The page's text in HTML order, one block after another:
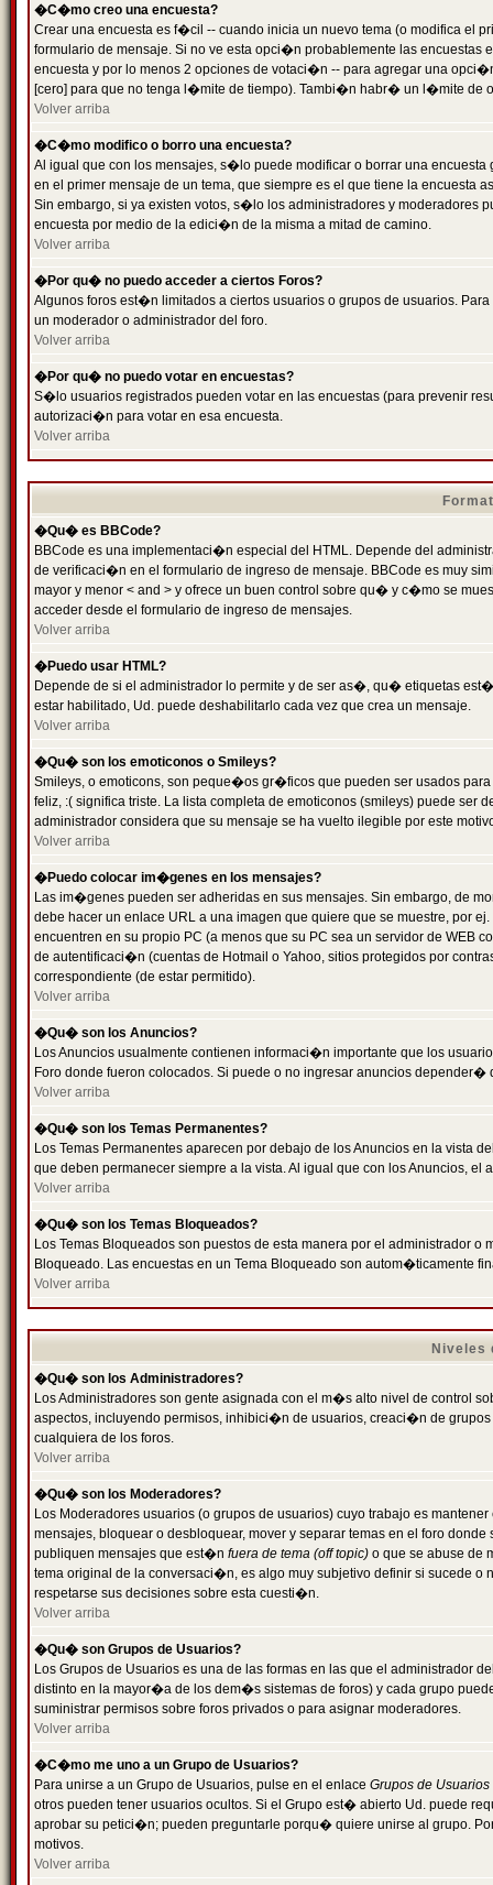
�C�mo creo una encuesta?
Crear una encuesta es f�cil -- cuando inicia un nuevo tema (o modifica el
formulario de mensaje. Si no ve esta opci�n probablemente las
encuesta y por lo menos 2 opciones de votaci�n -- para agregar una
[cero] para que no tenga l�mite de tiempo). Tambi�n habr� un l�mite de
Volver arriba
�C�mo modifico o borro una encuesta?
Al igual que con los mensajes, s�lo puede modificar o borrar una
en el primer mensaje de un tema, que siempre es el que tiene la encuesta
Sin embargo, si ya existen votos, s�lo los administradores y moderadores
encuesta por medio de la edici�n de la misma a mitad de camino.
Volver arriba
�Por qu� no puedo acceder a ciertos Foros?
Algunos foros est�n limitados a ciertos usuarios o grupos de usuarios.
un moderador o administrador del foro.
Volver arriba
�Por qu� no puedo votar en encuestas?
S�lo usuarios registrados pueden votar en las encuestas (para prevenir
autorizaci�n para votar en esa encuesta.
Volver arriba
�Qu� es BBCode?
BBCode es una implementaci�n especial del HTML. Depende del
de verificaci�n en el formulario de ingreso de mensaje. BBCode es muy
mayor y menor < and > y ofrece un buen control sobre qu� y c�mo se
acceder desde el formulario de ingreso de mensajes.
Volver arriba
�Puedo usar HTML?
Depende de si el administrador lo permite y de ser as�, qu� etiquetas
estar habilitado, Ud. puede deshabilitarlo cada vez que crea un mensaje.
Volver arriba
�Qu� son los emoticonos o Smileys?
Smileys, o emoticons, son peque�os gr�ficos que pueden ser usados
feliz, :( significa triste. La lista completa de emoticonos (smileys) puede
administrador considera que su mensaje se ha vuelto ilegible por este
Volver arriba
�Puedo colocar im�genes en los mensajes?
Las im�genes pueden ser adheridas en sus mensajes. Sin embargo, de
debe hacer un enlace URL a una imagen que quiere que se muestre, por
encuentren en su propio PC (a menos que su PC sea un servidor de
de autentificaci�n (cuentas de Hotmail o Yahoo, sitios protegidos por
correspondiente (de estar permitido).
Volver arriba
�Qu� son los Anuncios?
Los Anuncios usualmente contienen informaci�n importante que los
Foro donde fueron colocados. Si puede o no ingresar anuncios
Volver arriba
�Qu� son los Temas Permanentes?
Los Temas Permanentes aparecen por debajo de los Anuncios en la
que deben permanecer siempre a la vista. Al igual que con los Anuncios,
Volver arriba
�Qu� son los Temas Bloqueados?
Los Temas Bloqueados son puestos de esta manera por el administrador
Bloqueado. Las encuestas en un Tema Bloqueado son autom�ticamente
Volver arriba
Niveles
�Qu� son los Administradores?
Los Administradores son gente asignada con el m�s alto nivel de control
aspectos, incluyendo permisos, inhibici�n de usuarios, creaci�n de
cualquiera de los foros.
Volver arriba
�Qu� son los Moderadores?
Los Moderadores usuarios (o grupos de usuarios) cuyo trabajo es
mensajes, bloquear o desbloquear, mover y separar temas en el foro
publiquen mensajes que est�n fuera de tema (off topic) o que se abuse de
tema original de la conversaci�n, es algo muy subjetivo definir si sucede
respetarse sus decisiones sobre esta cuesti�n.
Volver arriba
�Qu� son Grupos de Usuarios?
Los Grupos de Usuarios es una de las formas en las que el administrador
distinto en la mayor�a de los dem�s sistemas de foros) y cada grupo
suministrar permisos sobre foros privados o para asignar moderadores.
Volver arriba
�C�mo me uno a un Grupo de Usuarios?
Para unirse a un Grupo de Usuarios, pulse en el enlace Grupos de Usuarios
otros pueden tener usuarios ocultos. Si el Grupo est� abierto Ud. puede
aprobar su petici�n; pueden preguntarle porqu� quiere unirse al grupo.
motivos.
Volver arriba